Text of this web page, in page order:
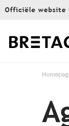
Aller
principal
Officiële website